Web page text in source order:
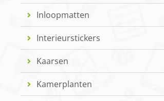
Inloopmatten
Interieurstickers
Kaarsen
Kamerplanten